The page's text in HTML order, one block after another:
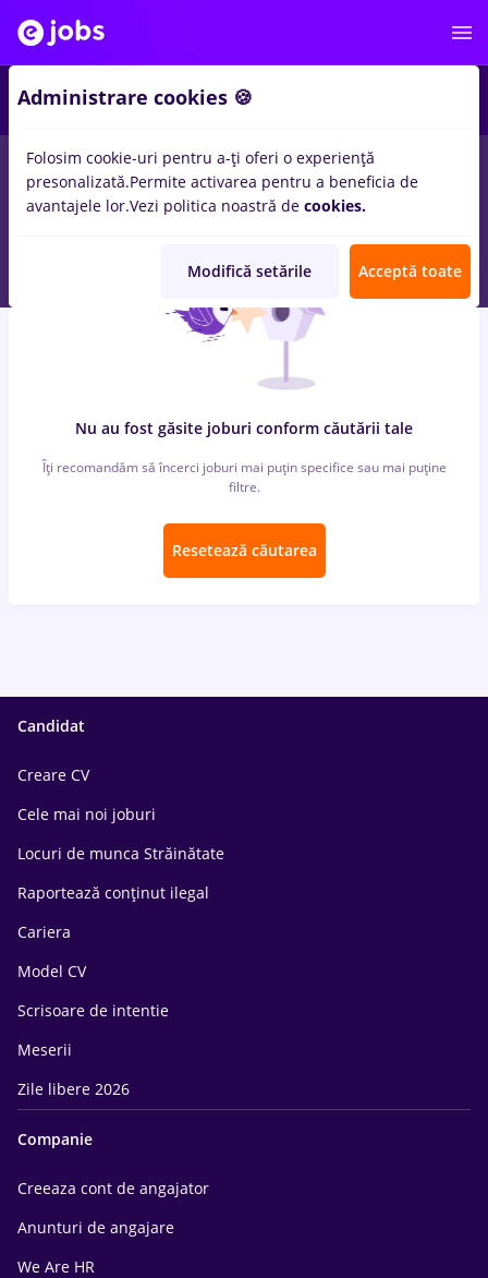
locuri de muncaprime kapitalinCluj-Napocain
Distributie, Medicina / Sanatate
Nu au fost găsite joburi conform căutării tale
Îți recomandăm să încerci joburi mai puțin specifice sau mai puține
filtre.
Resetează căutarea
Candidat
Creare CV
Cele mai noi joburi
Locuri de munca Străinătate
Raportează conținut ilegal
Cariera
Model CV
Scrisoare de intentie
Meserii
Zile libere 2026
Companie
Creeaza cont de angajator
Anunturi de angajare
We Are HR
Administrare cookies 🍪
Folosim cookie-uri pentru a-ți oferi o experiență
presonalizată.Permite activarea pentru a beneficia de
avantajele lor.Vezi politica noastră de cookies.
Modifică setările Acceptă toate